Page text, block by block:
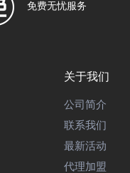
免费无忧服务
关于我们
公司简介
联系我们
最新活动
代理加盟